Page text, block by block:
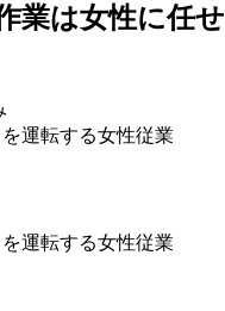
業は女性に任せ
を運転する女性従業
を運転する女性従業